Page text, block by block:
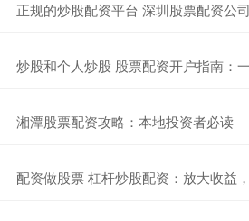
正规的炒股配资平台 深圳股票配资公
炒股和个人炒股 股票配资开户指南：
​湘潭股票配资攻略：本地投资者必读
配资做股票 杠杆炒股配资：放大收益